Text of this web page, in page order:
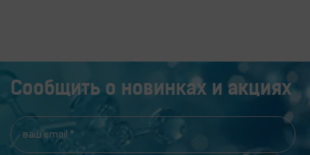
Сообщить о новинках и акциях